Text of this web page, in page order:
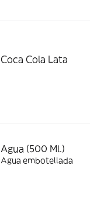
Coca Cola Lata
Agua (500 Ml.)
Agua embotellada